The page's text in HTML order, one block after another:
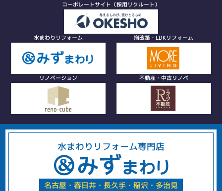
コーポレートサイト（採用リクルート）
水まわりリフォーム 増改築・LDKリフォーム
リノベーション 不動産・中古リノベ
水まわりリフォーム専門店
名古屋・春日井・長久手・稲沢・多治見